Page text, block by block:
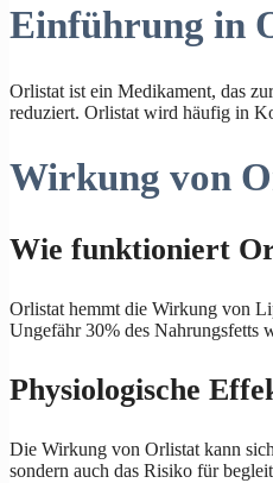
Einführung in
Orlistat ist ein Medikament, das
reduziert. Orlistat wird häufig in
Wirkung von
Wie funktioniert
Orlistat hemmt die Wirkung von
Ungefähr 30% des Nahrungsfetts
Physiologische
Die Wirkung von Orlistat kann
sondern auch das Risiko für